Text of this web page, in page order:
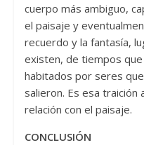
cuerpo más ambiguo,
el paisaje y
recuerdo y la fantasía,
existen, de tiempos
habitados por seres
salieron. Es esa traición
relación con el paisaje.
CONCLUSIÓN